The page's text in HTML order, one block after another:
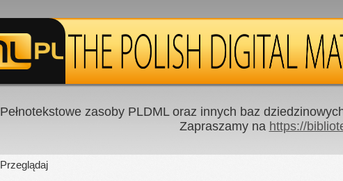
Pełnotekstowe zasoby PLDML oraz innych baz
Zapraszamy na https://
Przeglądaj